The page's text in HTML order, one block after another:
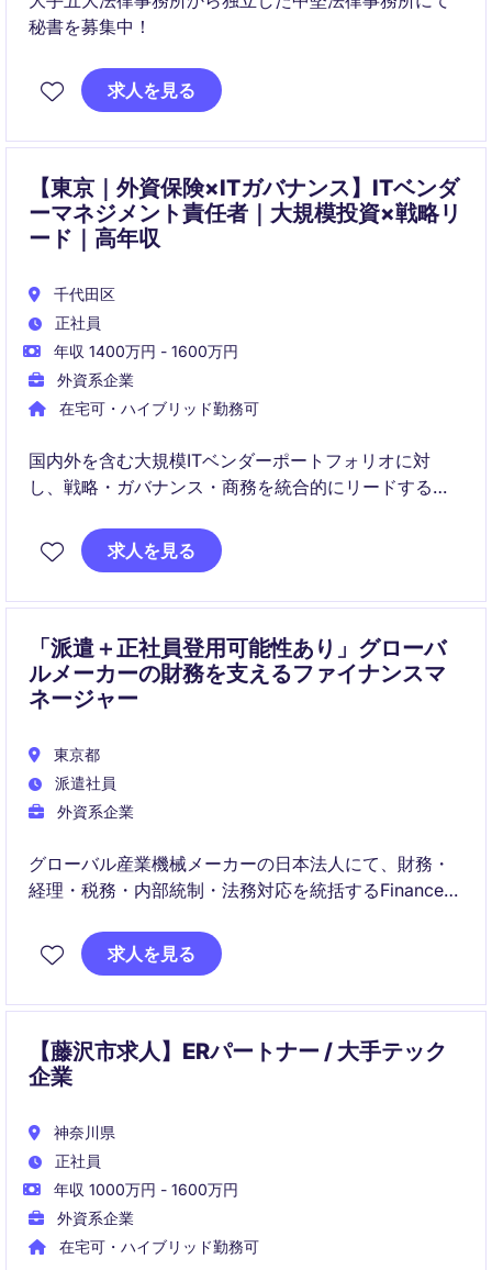
秘書を募集中！
求人を見る
【東京｜外資保険×ITガバナンス】ITベンダ
ーマネジメント責任者｜大規模投資×戦略リ
ード｜高年収
千代田区
正社員
年収 1400万円 - 1600万円
外資系企業
在宅可・ハイブリッド勤務可
国内外を含む大規模ITベンダーポートフォリオに対
し、戦略・ガバナンス・商務を統合的にリードするポ
し、パフォーマンス向上とコスト・リスク最適化を実
現します。
求人を見る
「派遣＋正社員登用可能性あり」グローバ
ルメーカーの財務を支えるファイナンスマ
ネージャー
東京都
派遣社員
外資系企業
グローバル産業機械メーカーの日本法人にて、財務・
経理・税務・内部統制・法務対応を統括するFinance
陣と密接に連携しながら事業運営を支える重要なポジ
ションです。
求人を見る
【藤沢市求人】ERパートナー / 大手テック
企業
神奈川県
正社員
年収 1000万円 - 1600万円
外資系企業
在宅可・ハイブリッド勤務可